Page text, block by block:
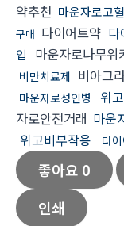
약추천 마운자로고
구매 다이어트약 다
입
마운자로나무위
비만치료제 비아그
마운자로성인병 위
자로안전거래 마운
위고비부작용 다
좋아요 0
인쇄